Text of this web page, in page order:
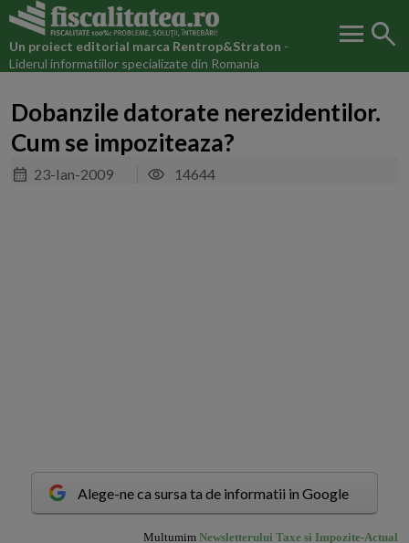
Un proiect editorial marca Rentrop&Straton -
Liderul informatiilor specializate din Romania
menu search
Dobanzile datorate nerezidentilor.
Cum se impoziteaza?
23-Ian-2009 14644
Alege-ne ca sursa ta de informatii in Google
Multumim Newsletterului Taxe si Impozite-Actual